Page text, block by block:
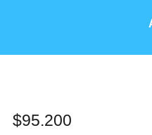
$95.200